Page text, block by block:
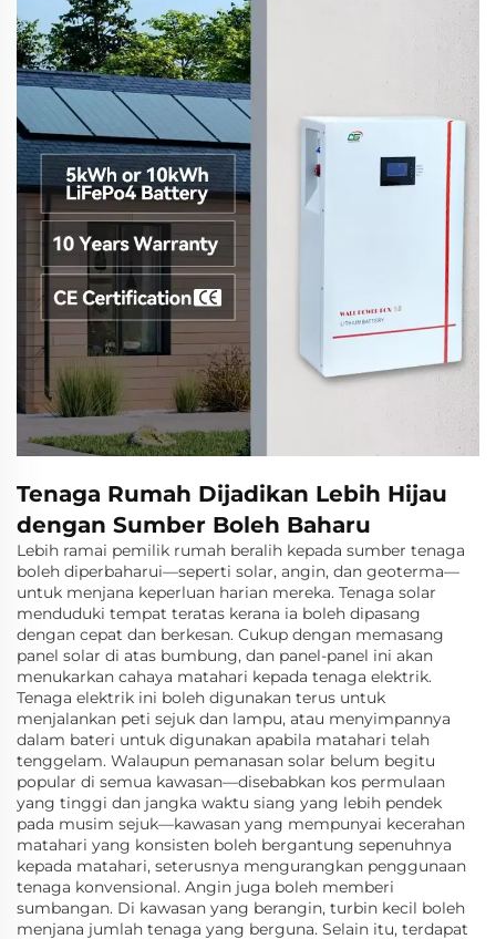
Tenaga Rumah Dijadikan Lebih Hijau
dengan Sumber Boleh Baharu
Lebih ramai pemilik rumah beralih kepada sumber tenaga
boleh diperbaharui—seperti solar, angin, dan geoterma—
untuk menjana keperluan harian mereka. Tenaga solar
menduduki tempat teratas kerana ia boleh dipasang
dengan cepat dan berkesan. Cukup dengan memasang
panel solar di atas bumbung, dan panel-panel ini akan
menukarkan cahaya matahari kepada tenaga elektrik.
Tenaga elektrik ini boleh digunakan terus untuk
menjalankan peti sejuk dan lampu, atau menyimpannya
dalam bateri untuk digunakan apabila matahari telah
tenggelam. Walaupun pemanasan solar belum begitu
popular di semua kawasan—disebabkan kos permulaan
yang tinggi dan jangka waktu siang yang lebih pendek
pada musim sejuk—kawasan yang mempunyai kecerahan
matahari yang konsisten boleh bergantung sepenuhnya
kepada matahari, seterusnya mengurangkan penggunaan
tenaga konvensional. Angin juga boleh memberi
sumbangan. Di kawasan yang berangin, turbin kecil boleh
menjana jumlah tenaga yang berguna. Selain itu, terdapat